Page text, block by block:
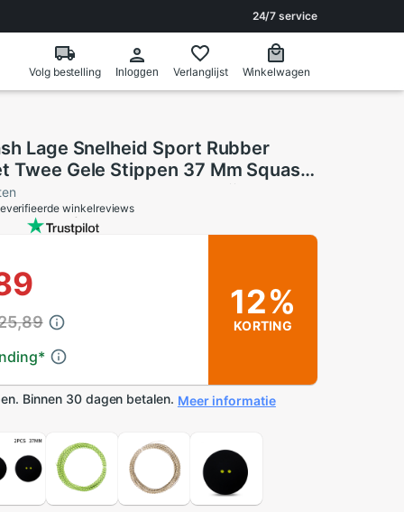
24/7 service
Volg bestelling Inloggen Verlanglijst Winkelwagen
Lage Snelheid Sport Rubber
Twee Gele Stippen 37 Mm Squash
Ultra Dunne echt 12 M Lijn
winkelreviews
*
12%
KORTING
Binnen 30 dagen betalen. Meer informatie